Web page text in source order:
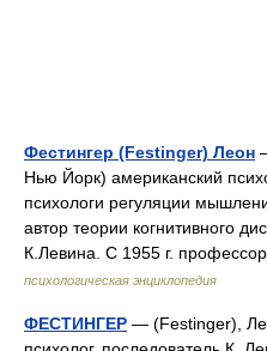
Фестингер (Festinger) Леон
Нью Йорк) американский
психологи регуляции
автор теории когнитивного
К.Левина. С 1955 г.
психологическая энциклопедия
ФЕСТИНГЕР — (Festinger),